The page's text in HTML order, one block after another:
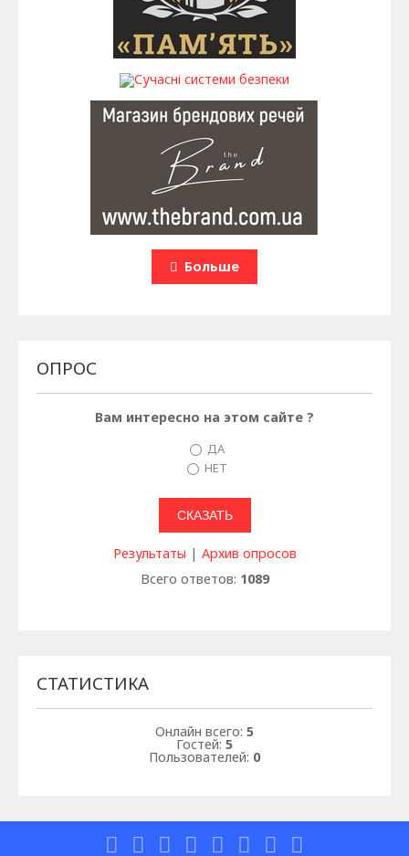
Больше
ОПРОС
Вам интересно на этом сайте ?
ДА
НЕТ
Результаты | Архив опросов
Всего ответов: 1089
СТАТИСТИКА
Онлайн всего: 5
Гостей: 5
Пользователей: 0